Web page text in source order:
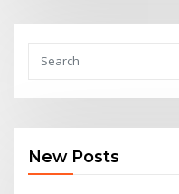
New Posts